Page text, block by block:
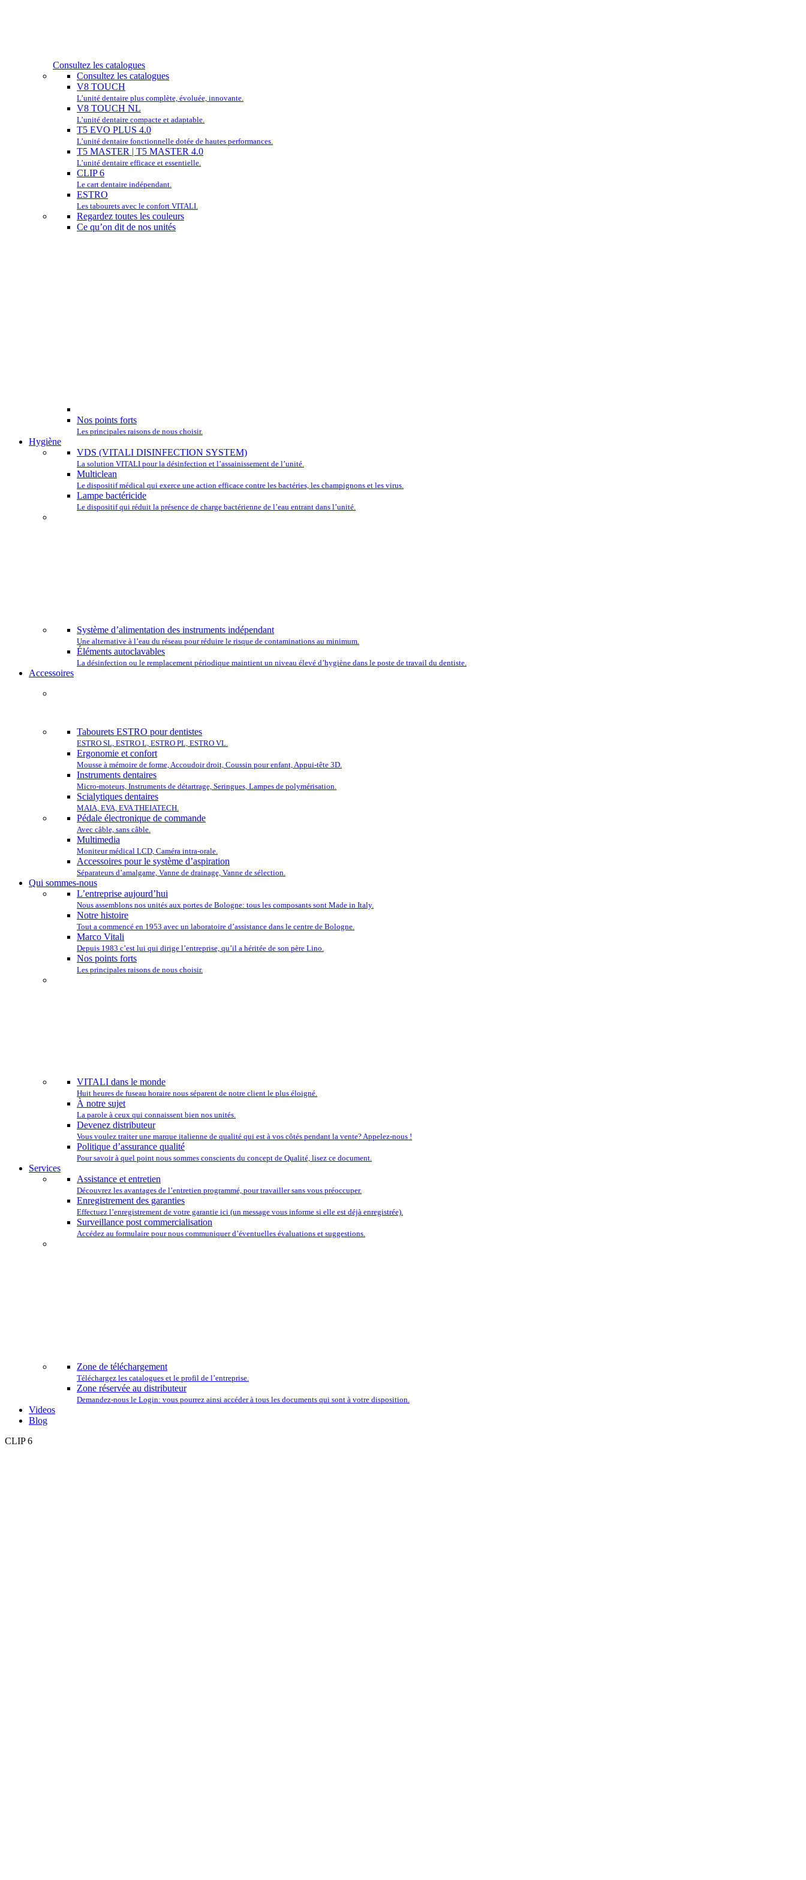
Consultez les catalogues
Consultez les catalogues
V8 TOUCH
L’unité dentaire plus complète, évoluée, innovante.
V8 TOUCH NL
L’unité dentaire compacte et adaptable.
T5 EVO PLUS 4.0
L’unité dentaire fonctionnelle dotée de hautes performances.
T5 MASTER | T5 MASTER 4.0
L’unité dentaire efficace et essentielle.
CLIP 6
Le cart dentaire indépendant.
ESTRO
Les tabourets avec le confort VITALI.
Regardez toutes les couleurs
Ce qu’on dit de nos unités
Nos points forts
Les principales raisons de nous choisir.
Hygiène
VDS (VITALI DISINFECTION SYSTEM)
La solution VITALI pour la désinfection et l’assainissement de l’unité.
Multiclean
Le dispositif médical qui exerce une action efficace contre les bactéries, les champignons et les virus.
Lampe bactéricide
Le dispositif qui réduit la présence de charge bactérienne de l’eau entrant dans l’unité.
Système d’alimentation des instruments indépendant
Une alternative à l’eau du réseau pour réduire le risque de contaminations au minimum.
Éléments autoclavables
La désinfection ou le remplacement périodique maintient un niveau élevé d’hygiène dans le poste de travail du dentiste.
Accessoires
Tabourets ESTRO pour dentistes
ESTRO SL, ESTRO L, ESTRO PL, ESTRO VL.
Ergonomie et confort
Mousse à mémoire de forme, Accoudoir droit, Coussin pour enfant, Appui-tête 3D.
Instruments dentaires
Micro-moteurs, Instruments de détartrage, Seringues, Lampes de polymérisation.
Scialytiques dentaires
MAIA, EVA, EVA THEIATECH.
Pédale électronique de commande
Avec câble, sans câble.
Multimedia
Moniteur médical LCD, Caméra intra-orale.
Accessoires pour le système d’aspiration
Séparateurs d’amalgame, Vanne de drainage, Vanne de sélection.
Qui sommes-nous
L’entreprise aujourd’hui
Nous assemblons nos unités aux portes de Bologne: tous les composants sont Made in Italy.
Notre histoire
Tout a commencé en 1953 avec un laboratoire d’assistance dans le centre de Bologne.
Marco Vitali
Depuis 1983 c’est lui qui dirige l’entreprise, qu’il a héritée de son père Lino.
Nos points forts
Les principales raisons de nous choisir.
VITALI dans le monde
Huit heures de fuseau horaire nous séparent de notre client le plus éloigné.
À notre sujet
La parole à ceux qui connaissent bien nos unités.
Devenez distributeur
Vous voulez traiter une marque italienne de qualité qui est à vos côtés pendant la vente? Appelez-nous !
Politique d’assurance qualité
Pour savoir à quel point nous sommes conscients du concept de Qualité, lisez ce document.
Services
Assistance et entretien
Découvrez les avantages de l’entretien programmé, pour travailler sans vous préoccuper.
Enregistrement des garanties
Effectuez l’enregistrement de votre garantie ici (un message vous informe si elle est déjà enregistrée).
Surveillance post commercialisation
Accédez au formulaire pour nous communiquer d’éventuelles évaluations et suggestions.
Zone de téléchargement
Téléchargez les catalogues et le profil de l’entreprise.
Zone réservée au distributeur
Demandez-nous le Login: vous pourrez ainsi accéder à tous les documents qui sont à votre disposition.
Videos
Blog
CLIP 6